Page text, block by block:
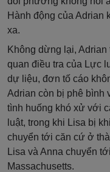
Hành động của Adrian
xa.
Không dừng lại,
quan điều tra của Lực
dự liệu, đơn tố cáo
Adrian còn bị phê bình
tình huống khó xử với
luật, trong khi Lisa bị
chuyển tới căn cứ ở
Lisa và Anna chuyển
Massachusetts.